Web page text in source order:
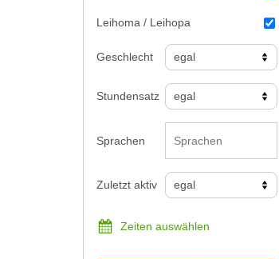
Leihoma / Leihopa
Geschlecht
Stundensatz
Sprachen
Zuletzt aktiv
Zeiten auswählen